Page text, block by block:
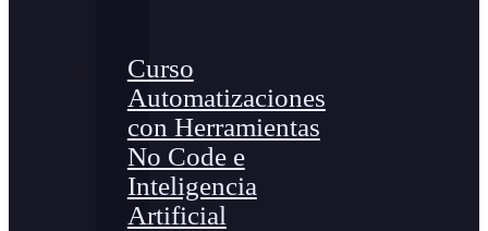
Curso
Automatizaciones
con Herramientas
No Code e
Inteligencia
Artificial